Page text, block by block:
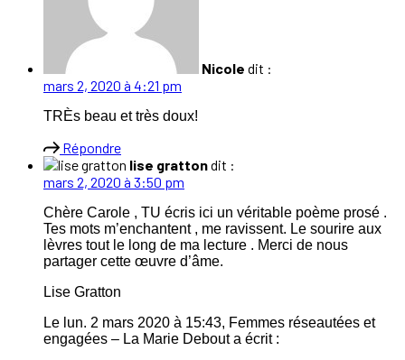
Nicole dit :
mars 2, 2020 à 4:21 pm
TRÈs beau et très doux!
Répondre
lise grattondit :
mars 2, 2020 à 3:50 pm
Chère Carole , TU écris ici un véritable poème prosé .
Tes mots m’enchantent , me ravissent. Le sourire aux
lèvres tout le long de ma lecture . Merci de nous
partager cette œuvre d’âme.
Lise Gratton
Le lun. 2 mars 2020 à 15:43, Femmes réseautées et
engagées – La Marie Debout a écrit :